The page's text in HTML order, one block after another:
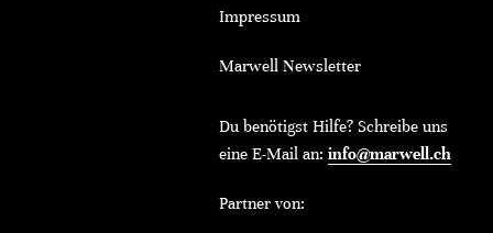
Impressum
Marwell Newsletter
Du benötigst Hilfe? Schreibe uns
eine E-Mail an: info@marwell.ch
Partner von: